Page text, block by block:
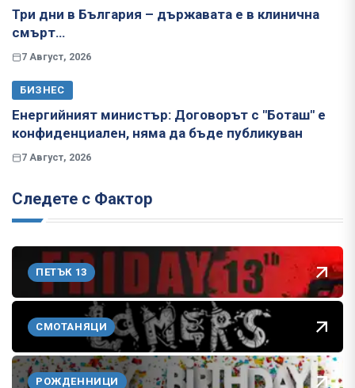
Три дни в България – държавата е в клинична
смърт…
7 Август, 2026
БИЗНЕС
Енергийният министър: Договорът с "Боташ" е
конфиденциален, няма да бъде публикуван
7 Август, 2026
Следете с Фактор
ПЕТЪК 13
СМОТАНЯЦИ
РОЖДЕННИЦИ